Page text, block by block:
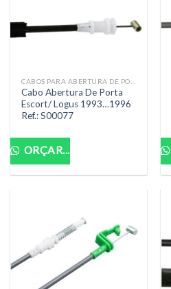
Cabo Abertura De Porta
Escort/ Logus 1993…1996
Ref.: S00077
ORÇAR...